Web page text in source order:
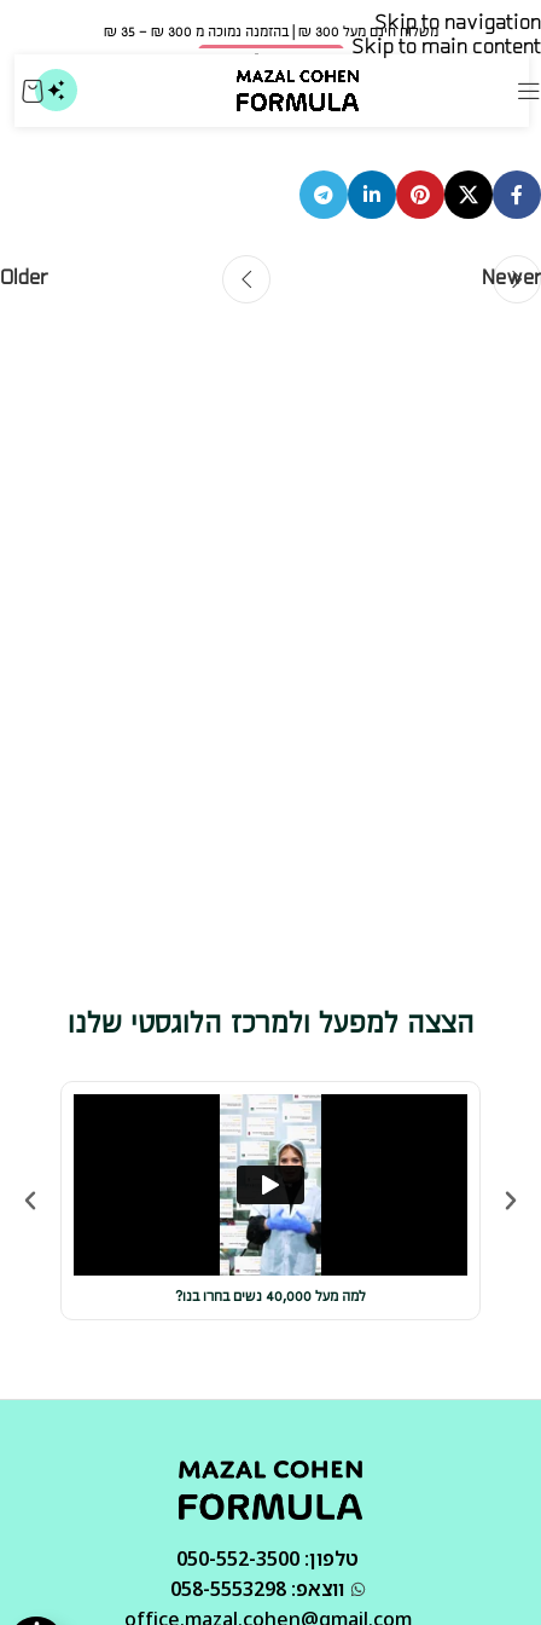
Skip to navigation
Skip to main content
משלוח חינם מעל 300 ₪ | בהזמנה נמוכה מ 300 ₪ – 35 ₪​
🍀 אישור משרד הבריאות
שילת
mazalOn ינואר 6, 2026
Newer
Older
הצצה למפעל ולמרכז הלוגסטי שלנו
למה מעל 40,000 נשים בחרו בנו?
טלפון: 050-552-3500
ווצאפ: 058-5553298
office.mazal.cohen@gmail.com